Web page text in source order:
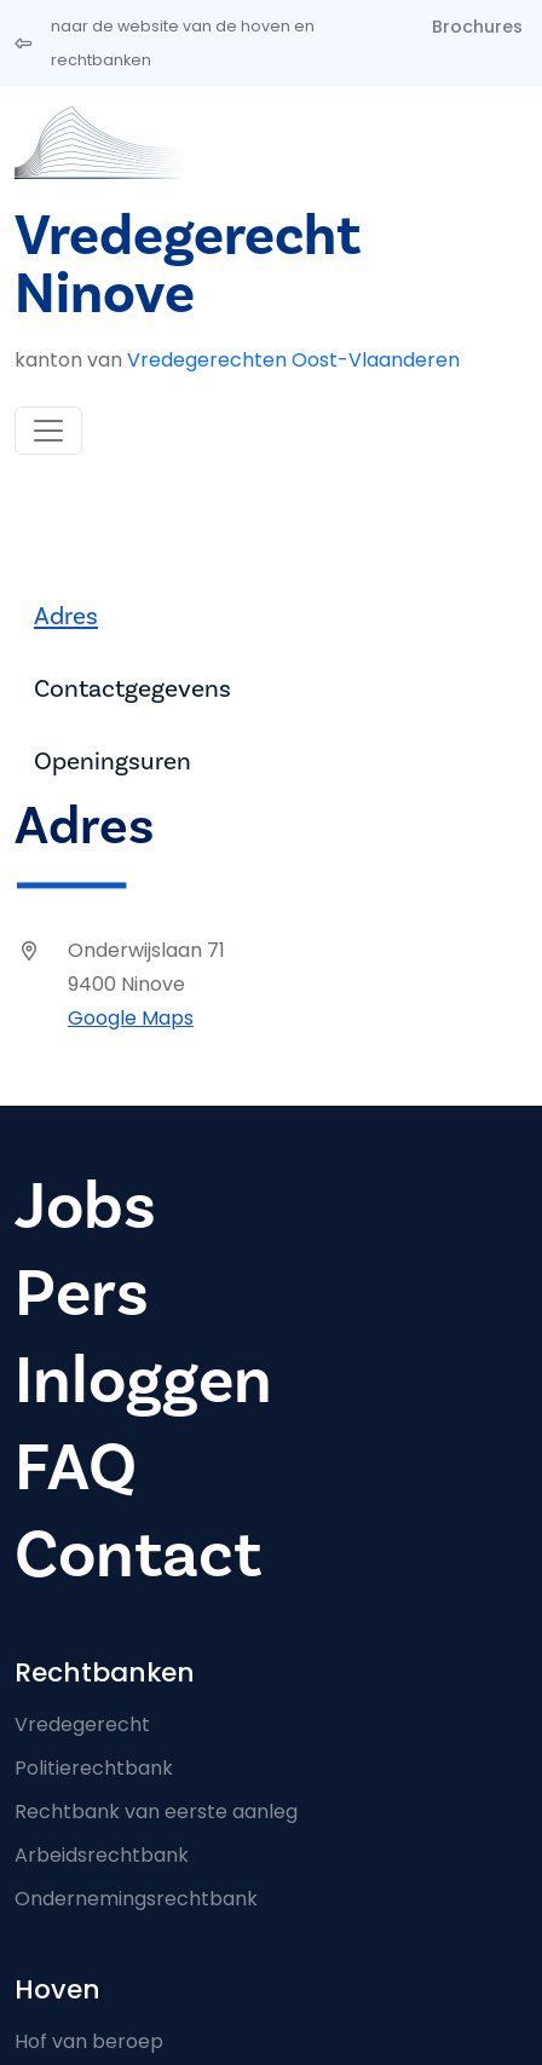
Overslaan en naar de inhoud gaan
naar de website van de hoven en
rechtbanken
Brochures
Vredegerecht
Ninove
kanton van Vredegerechten Oost-Vlaanderen
Adres
Contactgegevens
Openingsuren
Adres
Onderwijslaan 71
9400 Ninove
Google Maps
Jobs
Pers
Inloggen
FAQ
Contact
Footer-menu
Rechtbanken
Vredegerecht
Politierechtbank
Rechtbank van eerste aanleg
Arbeidsrechtbank
Ondernemingsrechtbank
Hoven
Hof van beroep